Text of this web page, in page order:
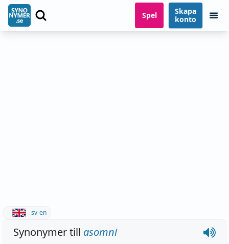
Spel
Skapa
konto
sv-en
Synonymer till asomni